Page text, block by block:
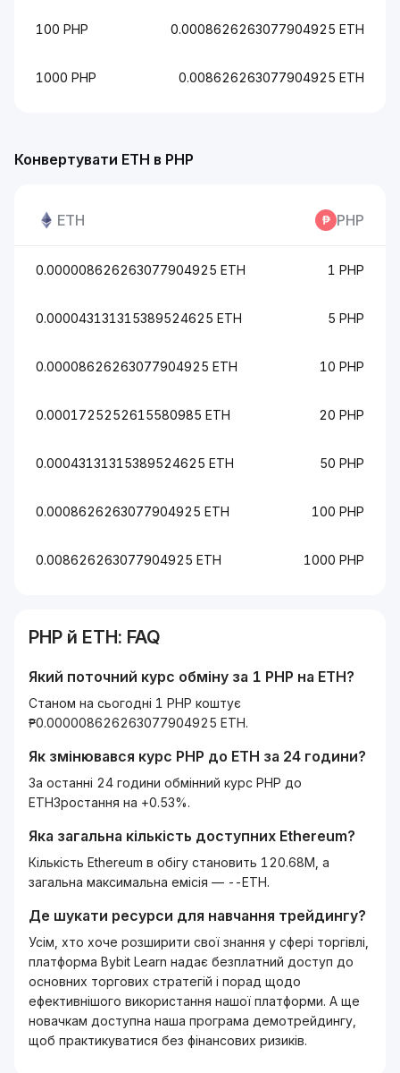
Конвертувати ETH в PHP
ETH PHP
0.000008626263077904925 ETH 1 PHP
0.000043131315389524625 ETH 5 PHP
0.00008626263077904925 ETH 10 PHP
0.0001725252615580985 ETH 20 PHP
0.00043131315389524625 ETH 50 PHP
0.0008626263077904925 ETH 100 PHP
0.008626263077904925 ETH 1000 PHP
100 PHP 0.0008626263077904925 ETH
1000 PHP 0.008626263077904925 ETH
PHP й ETH: FAQ
Який поточний курс обміну за 1 PHP на ETH?
Станом на сьогодні 1 PHP коштує
₱0.000008626263077904925 ETH.
Як змінювався курс PHP до ETH за 24 години?
За останні 24 години обмінний курс PHP до
ETHЗростання на +0.53%.
Яка загальна кількість доступних Ethereum?
Кількість Ethereum в обігу становить 120.68M, а
загальна максимальна емісія — --ETH.
Де шукати ресурси для навчання трейдингу?
Усім, хто хоче розширити свої знання у сфері торгівлі,
платформа Bybit Learn надає безплатний доступ до
основних торгових стратегій і порад щодо
ефективнішого використання нашої платформи. А ще
новачкам доступна наша програма демотрейдингу,
щоб практикуватися без фінансових ризиків.